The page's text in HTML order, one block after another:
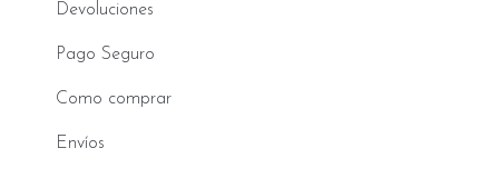
Devoluciones
Pago Seguro
Como comprar
Envíos